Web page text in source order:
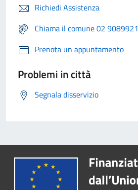
Richiedi Assistenza
Chiama il comune 02 9089921
Prenota un appuntamento
Problemi in città
Segnala disservizio